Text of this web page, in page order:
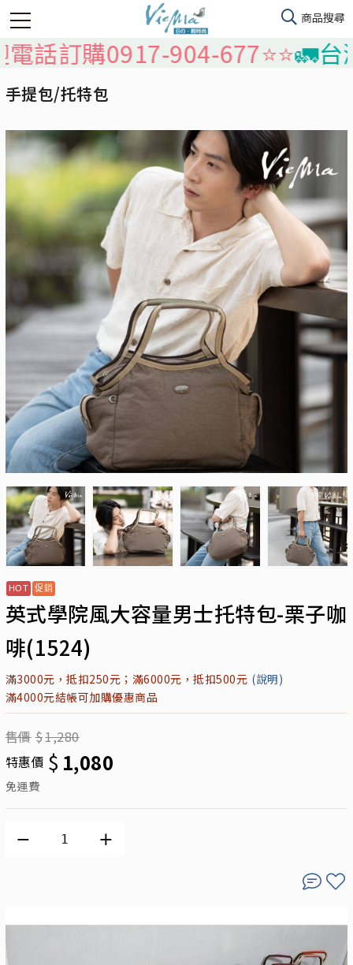
購0917-904-677⭐️⭐️🚛台灣本島
手提包/托特包
英式學院風大容量男士托特包-栗子咖
啡(1524)
滿3000元，抵扣250元；滿6000元，抵扣500元 (說明)
滿4000元結帳可加購優惠商品
售價 $1,280
特惠價 $ 1,080
免運費